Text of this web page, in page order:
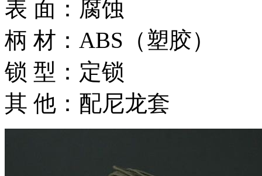
表 面：腐蚀
柄 材：ABS（塑胶）
锁 型：定锁
其 他：配尼龙套